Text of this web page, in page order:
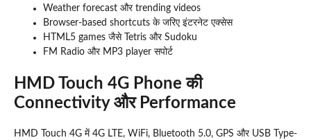
Weather forecast और trending videos
Browser-based shortcuts के जरिए इंटरनेट एक्सेस
HTML5 games जैसे Tetris और Sudoku
FM Radio और MP3 player सपोर्ट
HMD Touch 4G Phone की
Connectivity और Performance
HMD Touch 4G में 4G LTE, WiFi, Bluetooth 5.0, GPS और USB Type-